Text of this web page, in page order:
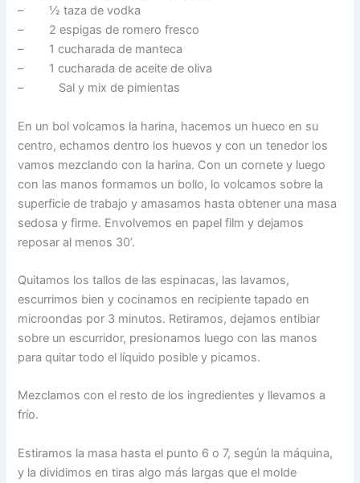
– ½ taza de vodka
– 2 espigas de romero fresco
– 1 cucharada de manteca
– 1 cucharada de aceite de oliva
– Sal y mix de pimientas
En un bol volcamos la harina, hacemos un hueco en su
centro, echamos dentro los huevos y con un tenedor los
vamos mezclando con la harina. Con un cornete y luego
con las manos formamos un bollo, lo volcamos sobre la
superficie de trabajo y amasamos hasta obtener una masa
sedosa y firme. Envolvemos en papel film y dejamos
reposar al menos 30’.
Quitamos los tallos de las espinacas, las lavamos,
escurrimos bien y cocinamos en recipiente tapado en
microondas por 3 minutos. Retiramos, dejamos entibiar
sobre un escurridor, presionamos luego con las manos
para quitar todo el líquido posible y picamos.
Mezclamos con el resto de los ingredientes y llevamos a
frío.
Estiramos la masa hasta el punto 6 o 7, según la máquina,
y la dividimos en tiras algo más largas que el molde